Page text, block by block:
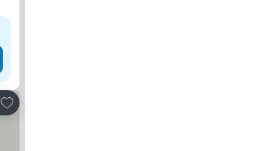
Toevoegen aan favorieten